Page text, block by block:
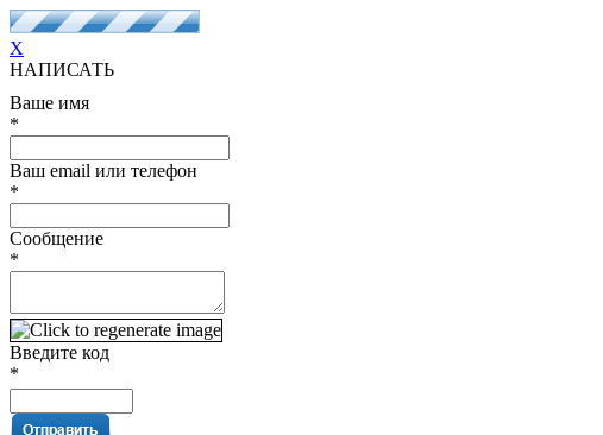
X
НАПИСАТЬ
Ваше имя
*
Ваш email или телефон
*
Сообщение
*
Введите код
*